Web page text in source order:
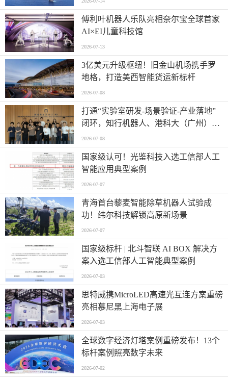
傅利叶机器人乐队亮相奈尔宝全球首家
AI×EI儿童科技馆
2026-07-13
​3亿美元升级枢纽！旧金山机场携手罗
地格，打造美西智能货运新标杆
2026-07-08
打通“实验室研发-场景验证-产业落地”
闭环，知行机器人、港科大（广州）、
北京粤电三方联合解锁城市服务机器人
规模化应用
2026-07-08
国家级认可！光鉴科技入选工信部人工
智能应用典型案例
2026-07-07
青海首台藜麦智能除草机器人试验成
功！纬尔科技解锁高原新场景
2026-07-07
国家级标杆 | 北斗智联 AI BOX 解决方
案入选工信部人工智能典型案例
2026-07-03
思特威携MicroLED高速光互连方案重磅
亮相慕尼黑上海电子展
2026-07-03
全球数字经济灯塔案例重磅发布！13个
标杆案例照亮数字未来
2026-07-02